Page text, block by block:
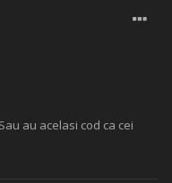
au acelasi cod ca cei